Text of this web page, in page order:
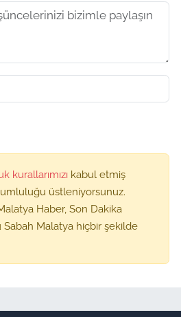
kurallarımızı kabul etmiş
üstleniyorsunuz.
Haber, Son Dakika
Sabah Malatya hiçbir şekilde